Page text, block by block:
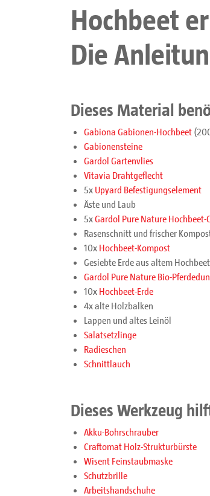
Hochbeet
Die
Dieses Material
Gabiona Gabionen-Hochbeet
Gabionensteine
Gardol Gartenvlies
Vitavia Drahtgeflecht
5x Upyard Befestigungselement
Äste und Laub
5xGardol Pure Nature
Rasenschnitt und frischer
10x Hochbeet-Kompost
Gesiebte Erde aus altem Hochbeet
Gardol Pure Nature Bio-
10x Hochbeet-Erde
4x alte Holzbalken
Lappen und altes Leinöl
Salatsetzlinge
Radieschen
Schnittlauch
Dieses Werkzeug
Akku-Bohrschrauber
Craftomat Holz-Strukturbürste
Wisent Feinstaubmaske
Schutzbrille
Arbeitshandschuhe